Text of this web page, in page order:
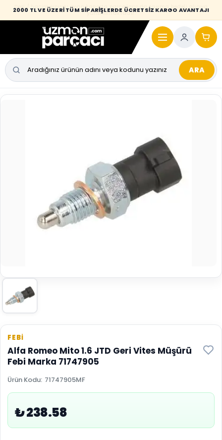
2000 TL VE ÜZERİ TÜM SİPARİŞLERDE ÜCRETSİZ KARGO AVANTAJI
Desi / hacim sınırını aşan kaporta parçalarında taşıma bedeli alıcıya
yansıtılmaktadır.
ARA
FEBİ
Alfa Romeo Mito 1.6 JTD Geri Vites Müşürü
Febi Marka 71747905
Ürün Kodu: 71747905MF
₺ 238.58